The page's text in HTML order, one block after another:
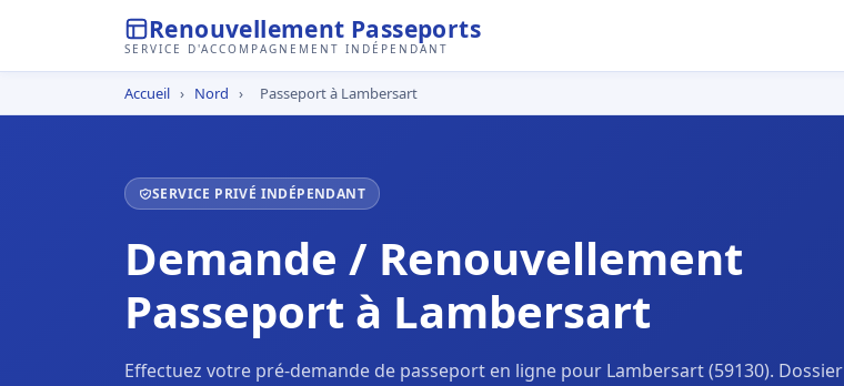
Renouvellement Passeports
SERVICE D'ACCOMPAGNEMENT INDÉPENDANT
Accueil › Nord › Passeport à Lambersart
SERVICE PRIVÉ INDÉPENDANT
Demande / Renouvellement
Passeport à Lambersart
Effectuez votre pré-demande de passeport en ligne pour Lambersart (59130). Dossier